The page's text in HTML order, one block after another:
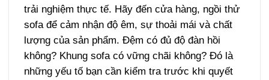
trải nghiệm thực tế. Hãy đến cửa hàng, ngồi thử
sofa để cảm nhận độ êm, sự thoải mái và chất
lượng của sản phẩm. Đệm có đủ độ đàn hồi
không? Khung sofa có vững chãi không? Đó là
những yếu tố bạn cần kiểm tra trước khi quyết